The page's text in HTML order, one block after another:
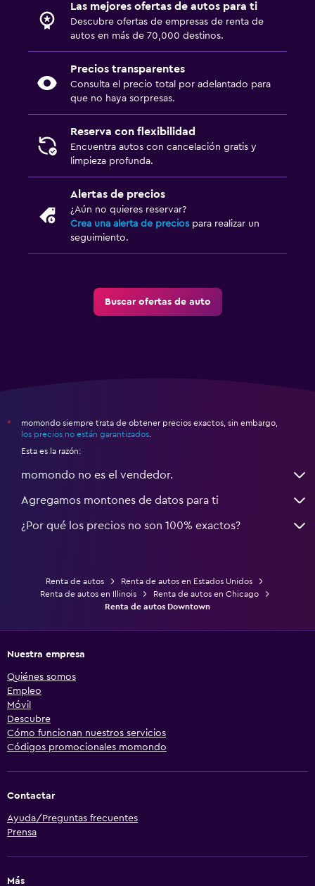
Las mejores ofertas de autos para ti
Descubre ofertas de empresas de renta de
autos en más de 70,000 destinos.
Precios transparentes
Consulta el precio total por adelantado para
que no haya sorpresas.
Reserva con flexibilidad
Encuentra autos con cancelación gratis y
limpieza profunda.
Alertas de precios
¿Aún no quieres reservar?
Crea una alerta de precios para realizar un
seguimiento.
Buscar ofertas de auto
*
momondo siempre trata de obtener precios exactos, sin embargo,
los precios no están garantizados.
Esta es la razón:
momondo no es el vendedor.
Agregamos montones de datos para ti
¿Por qué los precios no son 100% exactos?
Renta de autos
Renta de autos en Estados Unidos
Renta de autos en Illinois
Renta de autos en Chicago
Renta de autos Downtown
Nuestra empresa
Quiénes somos
Empleo
Móvil
Descubre
Cómo funcionan nuestros servicios
Códigos promocionales momondo
Contactar
Ayuda/Preguntas frecuentes
Prensa
Más